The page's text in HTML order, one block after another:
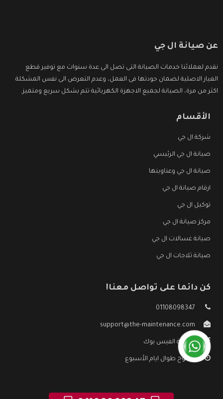
عن صيانة ال جي
نقدم لعملائنا خدمات الصيانة التى تصل الى عدة سنوات مع توفير قطع
الغيار الاصلية لضمان جودتها فى العمل، وعدم التعرض الى نفس المشكلة
اكثر من مرة، الصيانة لجميع الاجهزة الكهربائية تتم بشكل سريع ومتميز.
الأقسام
شركة ال جي
صيانة ال جي الرئيسي
صيانة ال جي وعناوينها
ارقام صيانة ال جي
توكيل ال جي
مركز صيانة ال جي
صيانة غسالات ال جي
صيانة ثلاجات ال جي
كن دائما على تواصل معنا!
01108098347
support@the-maintenance.com
صفحة الفيس بوك
مفتوح طوال ايام الأسبوع